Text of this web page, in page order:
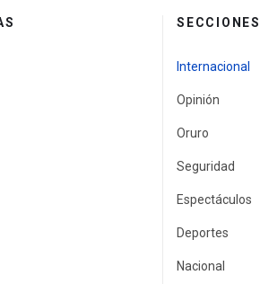
Internacional
Opinión
Oruro
Seguridad
Espectáculos
Deportes
Nacional